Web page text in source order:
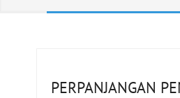
PERPANJANGAN